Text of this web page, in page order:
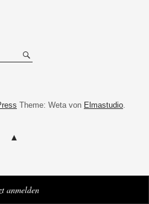
Theme: Weta von Elmastudio.
anmelden